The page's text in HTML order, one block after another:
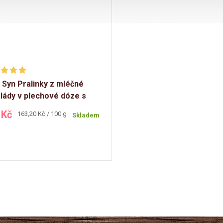
Syn Pralinky z mléčné
v plechové dóze s
Měrná
163,20 Kč / 100 g Skladem